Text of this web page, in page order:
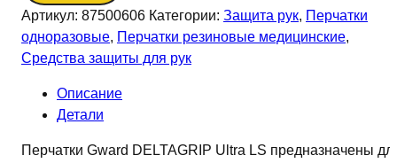
Gward
Deltagrip
Ultra
LS
нитрил
неопудренные
пар)
Артикул: 87500606 Категории: Защита рук, Перчатки
одноразовые, Перчатки резиновые медицинские,
Средства защиты для рук
Описание
Детали
Перчатки Gward DELTAGRIP Ultra LS предназначены